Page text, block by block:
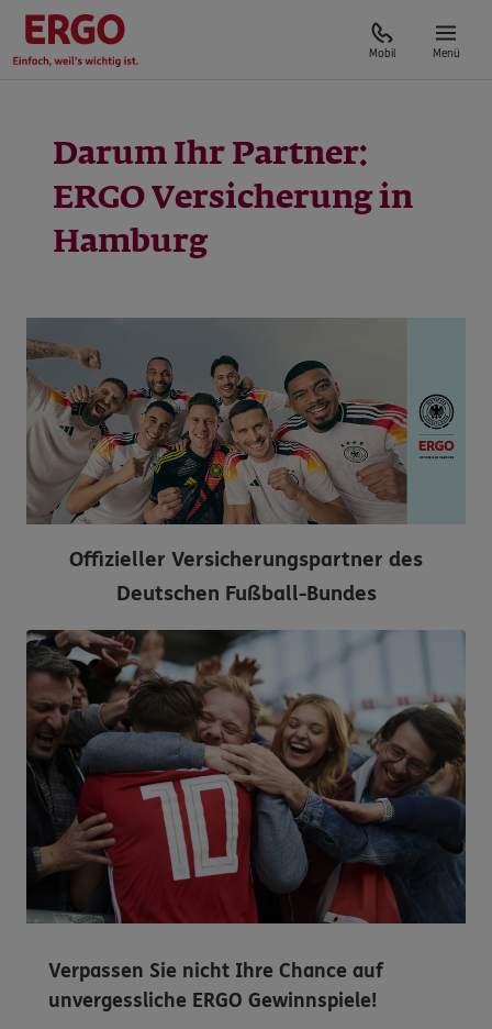
Mobil Menü
Darum Ihr Partner:
ERGO Versicherung in
Hamburg
Offizieller Versicherungspartner des
Deutschen Fußball-Bundes
Verpassen Sie nicht Ihre Chance auf
unvergessliche ERGO Gewinnspiele!